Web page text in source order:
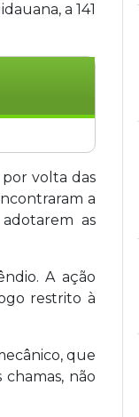
a 141
manhã
O
volta das
a
as
A ação
restrito à
que
não